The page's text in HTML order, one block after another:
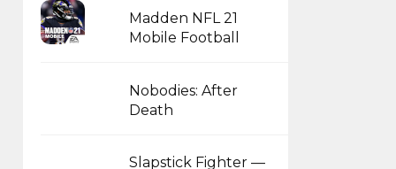
Madden NFL 21
Mobile Football
Nobodies: After
Death
Slapstick Fighter —